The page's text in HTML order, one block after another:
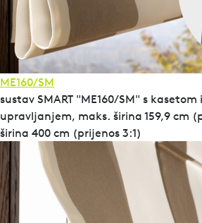
ME160/SM
sustav SMART "ME160/SM" s
upravljanjem, maks. širina 159,9 cm
širina 400 cm (prijenos 3:1)